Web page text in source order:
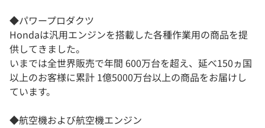
◆パワープロダクツ
Hondaは汎用エンジンを搭載した各種作業用の商品を提
供してきました。
いまでは全世界販売で年間 600万台を超え、延べ150ヵ国
以上のお客様に累計 1億5000万台以上の商品をお届けし
ています。
◆航空機および航空機エンジン